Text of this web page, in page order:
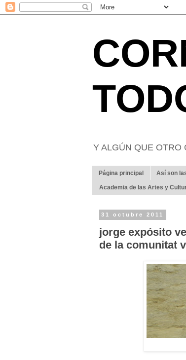
Y ALGÚN QUE OTRO
Página principal Así son
Academia de las Artes y
31 octubre 2011
jorge expósito
de la comunitat